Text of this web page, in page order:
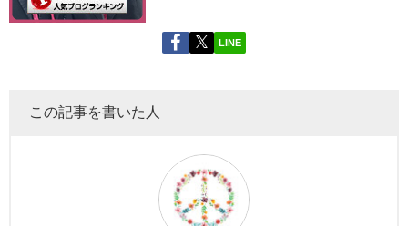
LINE
この記事を書いた人